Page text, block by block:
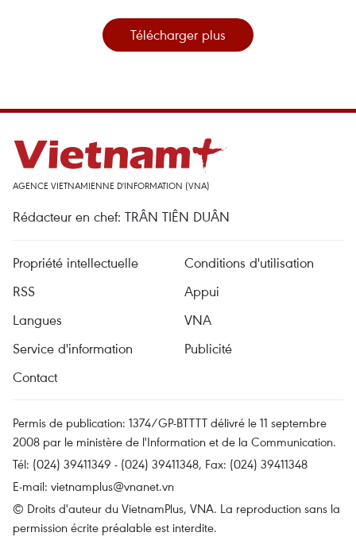
Télécharger plus
AGENCE VIETNAMIENNE D'INFORMATION (VNA)
Rédacteur en chef: TRÂN TIÊN DUÂN
Propriété intellectuelle
Conditions d'utilisation
RSS
Appui
Langues
VNA
Service d'information
Publicité
Contact
Permis de publication: 1374/GP-BTTTT délivré le 11 septembre
2008 par le ministère de l'Information et de la Communication.
Tél: (024) 39411349 - (024) 39411348, Fax: (024) 39411348
E-mail: vietnamplus@vnanet.vn
© Droits d'auteur du VietnamPlus, VNA. La reproduction sans la
permission écrite préalable est interdite.